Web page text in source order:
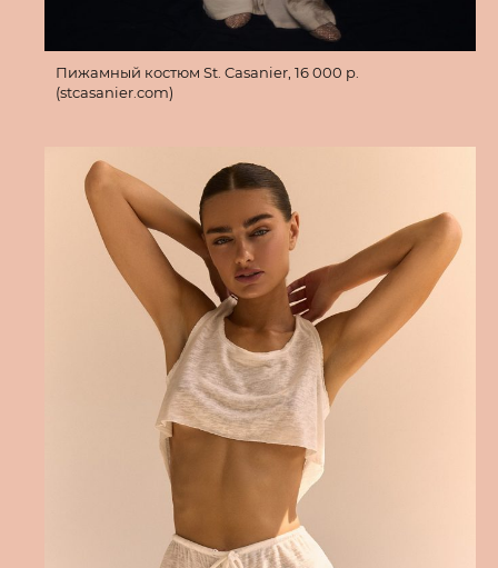
Пижамный костюм St. Casanier, 16 000 p.
(stcasanier.com)